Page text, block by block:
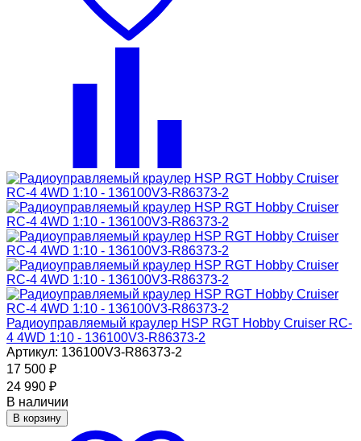
Радиоуправляемый краулер HSP RGT Hobby Cruiser RC-
4 4WD 1:10 - 136100V3-R86373-2
Артикул: 136100V3-R86373-2
17 500 ₽
24 990 ₽
В наличии
В корзину